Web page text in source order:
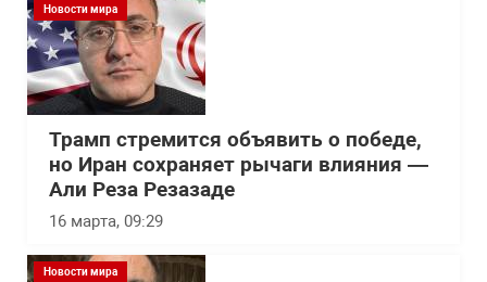
Новости мира
Трамп стремится объявить о победе,
но Иран сохраняет рычаги влияния —
Али Реза Резазаде
16 марта, 09:29
Новости мира